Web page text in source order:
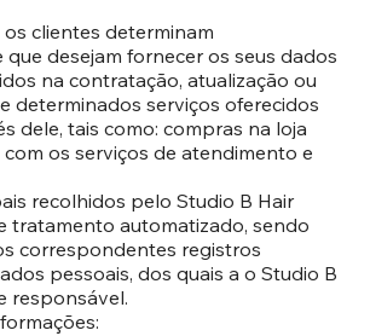
clientes determinam
desejam fornecer os seus dados
na contratação, atualização ou
determinados serviços oferecidos
dele, tais como: compras na loja
os serviços de atendimento e
recolhidos pelo Studio B Hair
tratamento automatizado, sendo
correspondentes registros
pessoais, dos quais a o Studio B
responsável.